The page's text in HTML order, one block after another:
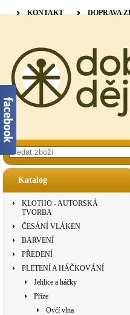
Katalog
KLOTHO - AUTORSKÁ
TVORBA
ČESÁNÍ VLÁKEN
BARVENÍ
PŘEDENÍ
PLETENÍ A HÁČKOVÁNÍ
Jehlice a háčky
Příze
Ovčí vlna
KONTAKT DOPRAVA